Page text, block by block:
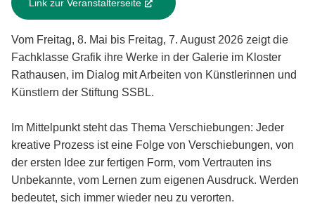
Link zur Veranstalterseite (External Link)
Vom Freitag, 8. Mai bis Freitag, 7. August 2026 zeigt die
Fachklasse Grafik ihre Werke in der Galerie im Kloster
Rathausen, im Dialog mit Arbeiten von Künstlerinnen und
Künstlern der Stiftung SSBL.
Im Mittelpunkt steht das Thema Verschiebungen: Jeder
kreative Prozess ist eine Folge von Verschiebungen, von
der ersten Idee zur fertigen Form, vom Vertrauten ins
Unbekannte, vom Lernen zum eigenen Ausdruck. Werden
bedeutet, sich immer wieder neu zu verorten.